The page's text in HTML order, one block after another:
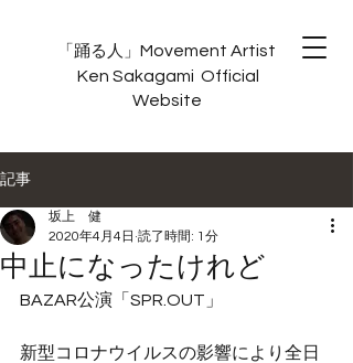
「踊る人」 Movement Artist
Ken Sakagami Official
Website
記事
中止になったけれど
坂上 健
2020年4月4日 読了時間: 1分
BAZAR公演「SPR.OUT」
新型コロナウイルスの影響により全日